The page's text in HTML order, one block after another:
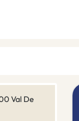
Val De